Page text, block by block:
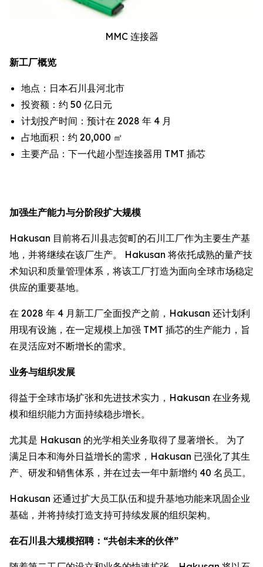
MMC 连接器
新工厂概览
地点：日本石川县河北市
投资额：约 50 亿日元
计划投产时间：预计在 2028 年 4 月
占地面积：约 20,000 ㎡
主要产品：下一代超小型连接器用 TMT 插芯
加强生产能力与分阶段扩大规模
Hakusan 目前将石川县志贺町的石川工厂作为主要生产基
地，并将继续在该厂生产。 Hakusan 将依托成熟的量产技
术知识和质量管理体系，将该工厂打造为面向全球市场稳定
供应的重要基地。
在 2028 年 4 月新工厂全面投产之前，Hakusan 还计划利
用现有设施，在一定规模上加强 TMT 插芯的生产能力，旨
在灵活应对不断增长的需求。
业务与组织发展
得益于全球市场扩张和先进技术实力，Hakusan 在业务规
模和组织能力方面持续稳步增长。
尤其是 Hakusan 的光学相关业务取得了显著增长。 为了
满足日本和海外日益增长的需求，Hakusan 已强化了其生
产、研发和销售体系，并在过去一年中新增约 40 名员工。
Hakusan 还通过扩大员工队伍和提升基地功能来巩固企业
基础，并将持续打造支持可持续发展的组织架构。
在石川县大规模招聘：“共创未来的伙伴”